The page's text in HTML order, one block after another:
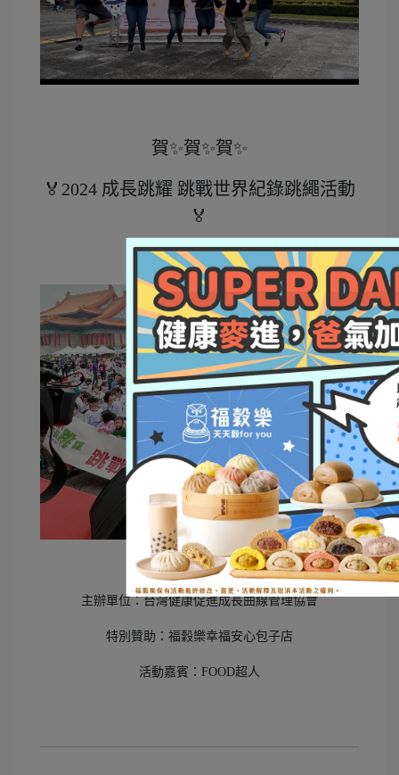
賀✨賀✨賀✨
🏅2024 成長跳耀 跳戰世界紀錄跳繩活動
🏅
活動圓滿成功✌️
主辦單位：台灣健康促進成長曲線管理協會
特別贊助：福穀樂幸福安心包子店
活動嘉賓：FOOD超人